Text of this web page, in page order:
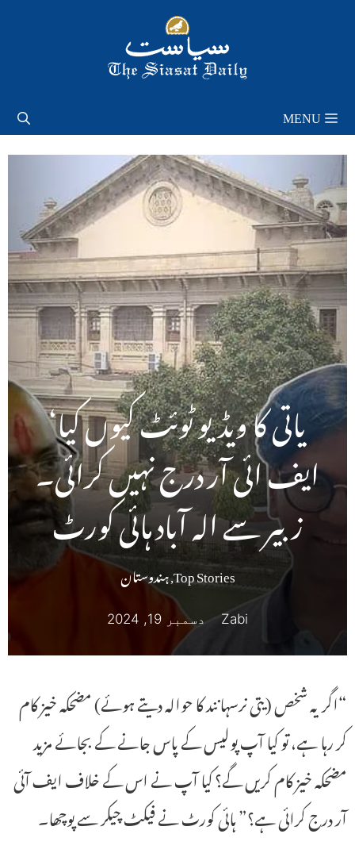
MENU
یاتی کا ویڈیو ٹوئٹ کیوں کیا‘
ایف ائی آر درج نہیں کرائی۔
زبیر سے الہ آباد ہائی کورٹ
Top Stories
,ہندوستان
Zabi دسمبر 19, 2024
“اگر یہ شخص (یتی نرسہانند کا حوالہ دیتے ہوئے) مضحکہ خیز کام
کر رہا ہے، تو کیا آپ پولیس کے پاس جانے کے بجائے مزید
مضحکہ خیز کام کریں گے؟ کیا آپ نے اس کے خلاف ایف آئی
آر درج کرائی ہے؟” ہائی کورٹ نے فیکٹ چیکر سے پوچھا۔